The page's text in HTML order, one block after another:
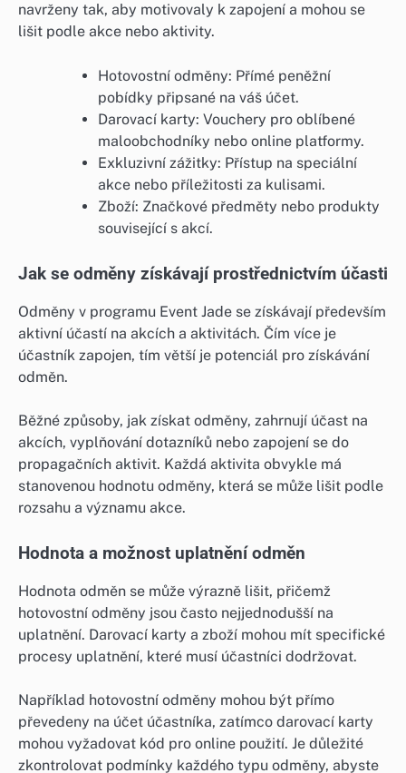
navrženy tak, aby motivovaly k zapojení a mohou se
lišit podle akce nebo aktivity.
Hotovostní odměny: Přímé peněžní
pobídky připsané na váš účet.
Darovací karty: Vouchery pro oblíbené
maloobchodníky nebo online platformy.
Exkluzivní zážitky: Přístup na speciální
akce nebo příležitosti za kulisami.
Zboží: Značkové předměty nebo produkty
související s akcí.
Jak se odměny získávají prostřednictvím účasti
Odměny v programu Event Jade se získávají především
aktivní účastí na akcích a aktivitách. Čím více je
účastník zapojen, tím větší je potenciál pro získávání
odměn.
Běžné způsoby, jak získat odměny, zahrnují účast na
akcích, vyplňování dotazníků nebo zapojení se do
propagačních aktivit. Každá aktivita obvykle má
stanovenou hodnotu odměny, která se může lišit podle
rozsahu a významu akce.
Hodnota a možnost uplatnění odměn
Hodnota odměn se může výrazně lišit, přičemž
hotovostní odměny jsou často nejjednodušší na
uplatnění. Darovací karty a zboží mohou mít specifické
procesy uplatnění, které musí účastníci dodržovat.
Například hotovostní odměny mohou být přímo
převedeny na účet účastníka, zatímco darovací karty
mohou vyžadovat kód pro online použití. Je důležité
zkontrolovat podmínky každého typu odměny, abyste